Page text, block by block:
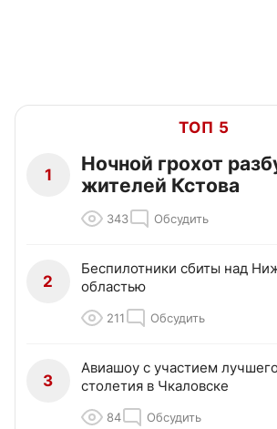
ТОП 5
1
Ночной грохот
жителей Кстова
343 Обсудить
2
Беспилотники сбиты над
областью
211 Обсудить
3
Авиашоу с участием
столетия в Чкаловске
84 Обсудить